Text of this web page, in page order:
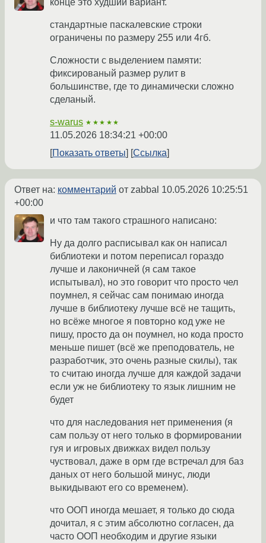
стандартные паскалевские строки
ограничены по размеру 255 или 4гб.
Сложности с выделением памяти:
фиксированый размер рулит в
большинстве, где то динамически сложно
сделаный.
s-warus ★★★★★
11.05.2026 18:34:21 +00:00
Показать ответы
Ссылка
Ответ на: комментарий от zabbal 10.05.2026 10:25:51
+00:00
и что там такого страшного написано:
Ну да долго расписывал как он написал
библиотеки и потом переписал гораздо
лучше и лаконичней (я сам такое
испытывал), но это говорит что просто чел
поумнел, я сейчас сам понимаю иногда
лучше в библиотеку лучше всё не тащить,
но всёже многое я повторно код уже не
пишу, просто да он поумнел, но кода просто
меньше пишет (всё же преподователь, не
разработчик, это очень разные скилы), так
то считаю иногда лучше для каждой задачи
если уж не библиотеку то язык лишним не
будет
что для наследования нет применения (я
сам пользу от него только в формировании
гуя и игровых движках видел пользу
чуствовал, даже в орм где встречал для баз
даных от него большой минус, люди
выкидывают его со временем).
что ООП иногда мешает, я только до сюда
дочитал, я с этим абсолютно согласен, да
часто ООП необходим и другие языки